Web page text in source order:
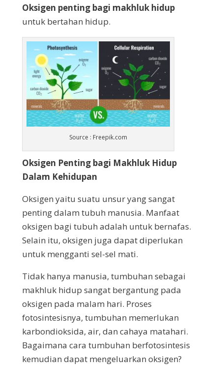
Oksigen penting bagi makhluk hidup
untuk bertahan hidup.
Source : Freepik.com
Oksigen Penting bagi Makhluk Hidup
Dalam Kehidupan
Oksigen yaitu suatu unsur yang sangat
penting dalam tubuh manusia. Manfaat
oksigen bagi tubuh adalah untuk bernafas.
Selain itu, oksigen juga dapat diperlukan
untuk mengganti sel-sel mati.
Tidak hanya manusia, tumbuhan sebagai
makhluk hidup sangat bergantung pada
oksigen pada malam hari. Proses
fotosintesisnya, tumbuhan memerlukan
karbondioksida, air, dan cahaya matahari.
Bagaimana cara tumbuhan berfotosintesis
kemudian dapat mengeluarkan oksigen?